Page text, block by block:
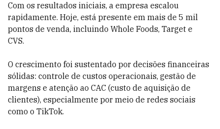
Com os resultados iniciais, a empresa escalou
rapidamente. Hoje, está presente em mais de 5 mil
pontos de venda, incluindo Whole Foods, Target e
CVS.
O crescimento foi sustentado por decisões financeiras
sólidas: controle de custos operacionais, gestão de
margens e atenção ao CAC (custo de aquisição de
clientes), especialmente por meio de redes sociais
como o TikTok.